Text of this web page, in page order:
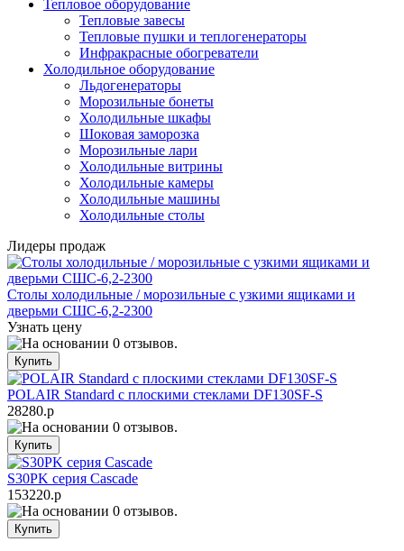
Тепловое оборудование
Тепловые завесы
Тепловые пушки и теплогенераторы
Инфракрасные обогреватели
Холодильное оборудование
Льдогенераторы
Морозильные бонеты
Холодильные шкафы
Шоковая заморозка
Морозильные лари
Холодильные витрины
Холодильные камеры
Холодильные машины
Холодильные столы
Лидеры продаж
Столы холодильные / морозильные с узкими ящиками и
дверьми СШС-6,2-2300
Узнать цену
POLAIR Standard с плоскими стеклами DF130SF-S
28280.р
S30PK серия Cascade
153220.р